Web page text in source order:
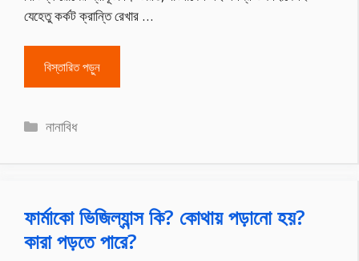
যেহেতু কর্কট ক্রান্তি রেখার …
বিস্তারিত পড়ুন
Categories
নানাবিধ
ফার্মাকো ভিজিল্যান্স কি? কোথায় পড়ানো হয়?
কারা পড়তে পারে?